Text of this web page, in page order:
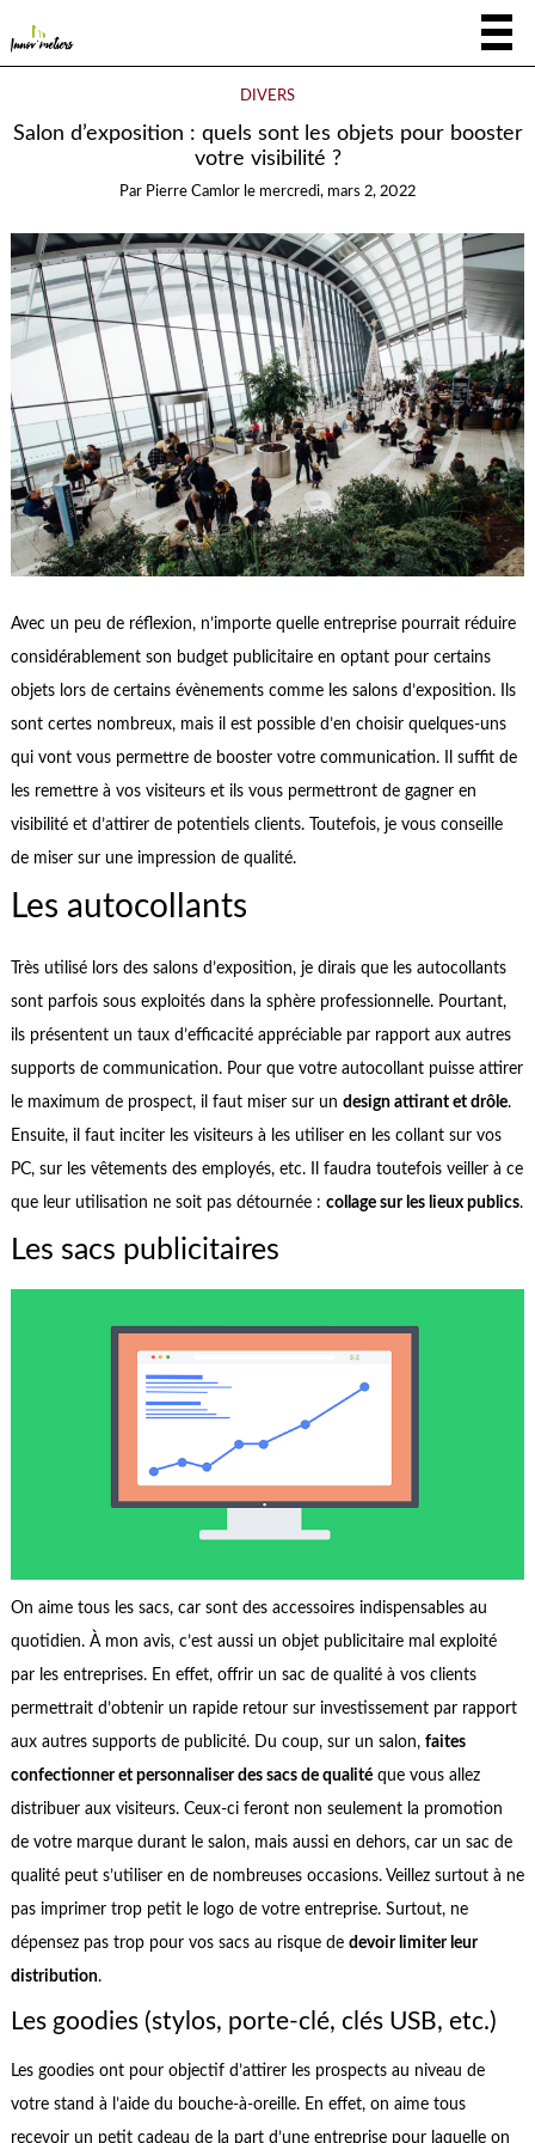
DIVERS
Salon d’exposition : quels sont les objets pour booster
votre visibilité ?
Par Pierre Camlor le mercredi, mars 2, 2022
Avec un peu de réflexion, n’importe quelle entreprise pourrait réduire
considérablement son budget publicitaire en optant pour certains
objets lors de certains évènements comme les salons d’exposition. Ils
sont certes nombreux, mais il est possible d’en choisir quelques-uns
qui vont vous permettre de booster votre communication. Il suffit de
les remettre à vos visiteurs et ils vous permettront de gagner en
visibilité et d’attirer de potentiels clients. Toutefois, je vous conseille
de miser sur une impression de qualité.
Les autocollants
Très utilisé lors des salons d’exposition, je dirais que les autocollants
sont parfois sous exploités dans la sphère professionnelle. Pourtant,
ils présentent un taux d’efficacité appréciable par rapport aux autres
supports de communication. Pour que votre autocollant puisse attirer
le maximum de prospect, il faut miser sur un design attirant et drôle.
Ensuite, il faut inciter les visiteurs à les utiliser en les collant sur vos
PC, sur les vêtements des employés, etc. Il faudra toutefois veiller à ce
que leur utilisation ne soit pas détournée : collage sur les lieux publics.
Les sacs publicitaires
On aime tous les sacs, car sont des accessoires indispensables au
quotidien. À mon avis, c’est aussi un objet publicitaire mal exploité
par les entreprises. En effet, offrir un sac de qualité à vos clients
permettrait d’obtenir un rapide retour sur investissement par rapport
aux autres supports de publicité. Du coup, sur un salon, faites
confectionner et personnaliser des sacs de qualitéque vous allez
distribuer aux visiteurs. Ceux-ci feront non seulement la promotion
de votre marque durant le salon, mais aussi en dehors, car un sac de
qualité peut s’utiliser en de nombreuses occasions. Veillez surtout à ne
pas imprimer trop petit le logo de votre entreprise. Surtout, ne
dépensez pas trop pour vos sacs au risque de devoir limiter leur
distribution.
Les goodies (stylos, porte-clé, clés USB, etc.)
Les goodies ont pour objectif d’attirer les prospects au niveau de
votre stand à l’aide du bouche-à-oreille. En effet, on aime tous
recevoir un petit cadeau de la part d’une entreprise pour laquelle on